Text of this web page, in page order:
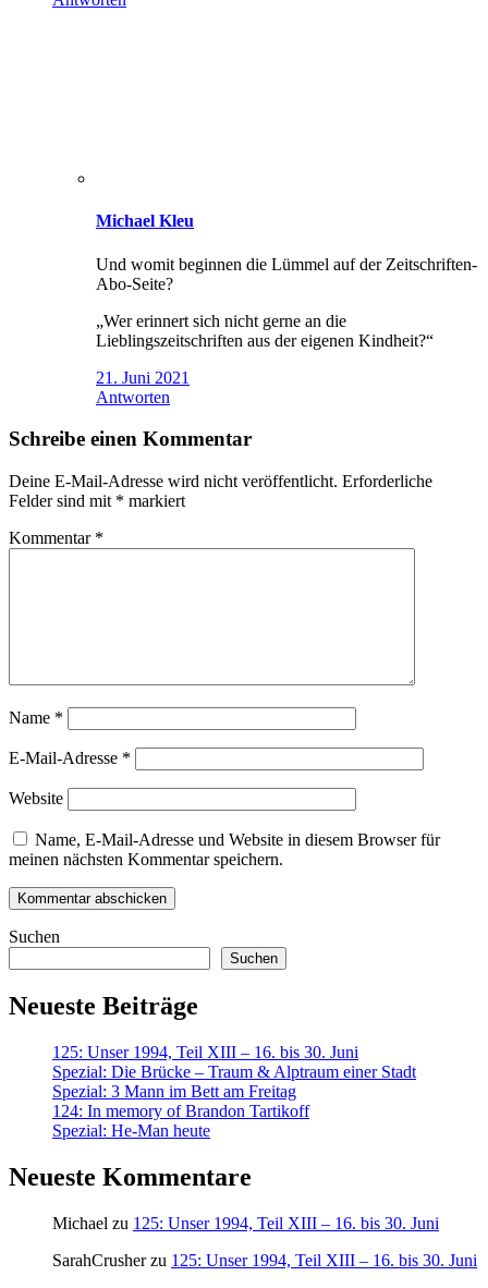
Michael Kleu
Und womit beginnen die Lümmel auf der Zeitschriften-
Abo-Seite?
„Wer erinnert sich nicht gerne an die
Lieblingszeitschriften aus der eigenen Kindheit?“
21. Juni 2021
Antworten
Schreibe einen Kommentar
Deine E-Mail-Adresse wird nicht veröffentlicht. Erforderliche
Felder sind mit * markiert
Kommentar *
Name *
E-Mail-Adresse *
Website
Name, E-Mail-Adresse und Website in diesem Browser für
meinen nächsten Kommentar speichern.
Suchen
Suchen
Neueste Beiträge
125: Unser 1994, Teil XIII – 16. bis 30. Juni
Spezial: Die Brücke – Traum & Alptraum einer Stadt
Spezial: 3 Mann im Bett am Freitag
124: In memory of Brandon Tartikoff
Spezial: He-Man heute
Neueste Kommentare
Michael zu 125: Unser 1994, Teil XIII – 16. bis 30. Juni
SarahCrusherzu 125: Unser 1994, Teil XIII – 16. bis 30. Juni